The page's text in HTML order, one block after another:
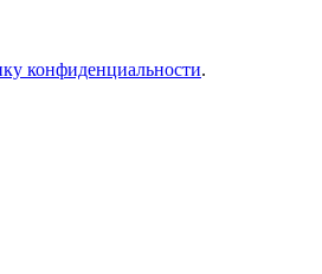
конфиденциальности.